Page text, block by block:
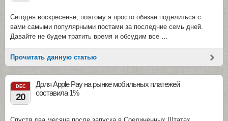
Сегодня воскресенье, поэтому я просто обязан поделиться с
вами самыми популярными постами за последние семь дней.
Давайте не будем тратить время и обсудим все …
Прочитать данную статью
DEC
20
Доля Apple Pay на рынке мобильных платежей
составила 1%